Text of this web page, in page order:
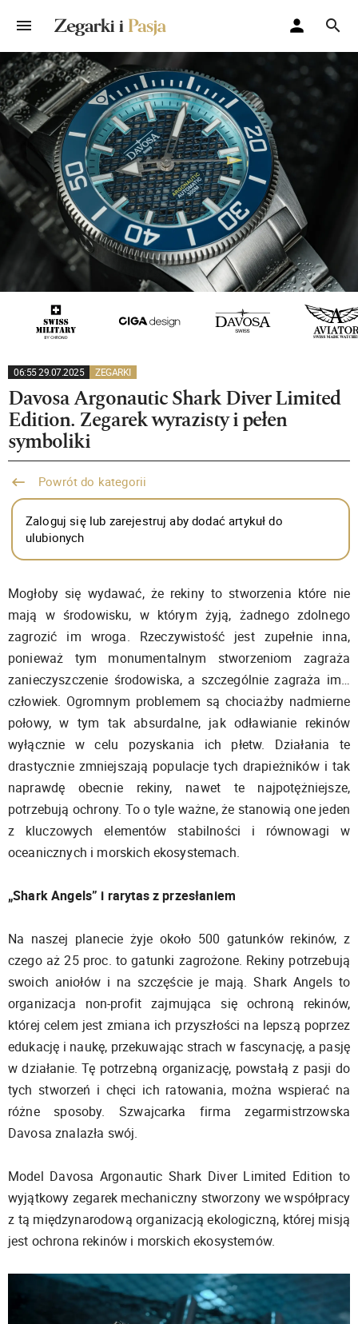
06:55 29.07.2025 ZEGARKI
Davosa Argonautic Shark Diver Limited
Edition. Zegarek wyrazisty i pełen
symboliki
Powrót do kategorii
Zaloguj się lub zarejestruj aby dodać artykuł do
ulubionych
Mogłoby się wydawać, że rekiny to stworzenia które nie
mają w środowisku, w którym żyją, żadnego zdolnego
zagrozić im wroga. Rzeczywistość jest zupełnie inna,
ponieważ tym monumentalnym stworzeniom zagraża
zanieczyszczenie środowiska, a szczególnie zagraża im…
człowiek. Ogromnym problemem są chociażby nadmierne
połowy, w tym tak absurdalne, jak odławianie rekinów
wyłącznie w celu pozyskania ich płetw. Działania te
drastycznie zmniejszają populacje tych drapieżników i tak
naprawdę obecnie rekiny, nawet te najpotężniejsze,
potrzebują ochrony. To o tyle ważne, że stanowią one jeden
z kluczowych elementów stabilności i równowagi w
oceanicznych i morskich ekosystemach.
„Shark Angels” i rarytas z przesłaniem
Na naszej planecie żyje około 500 gatunków rekinów, z
czego aż 25 proc. to gatunki zagrożone. Rekiny potrzebują
swoich aniołów i na szczęście je mają. Shark Angels to
organizacja non-profit zajmująca się ochroną rekinów,
której celem jest zmiana ich przyszłości na lepszą poprzez
edukację i naukę, przekuwając strach w fascynację, a pasję
w działanie. Tę potrzebną organizację, powstałą z pasji do
tych stworzeń i chęci ich ratowania, można wspierać na
różne sposoby. Szwajcarka firma zegarmistrzowska
Davosa znalazła swój.
Model Davosa Argonautic Shark Diver Limited Edition to
wyjątkowy zegarek mechaniczny stworzony we współpracy
z tą międzynarodową organizacją ekologiczną, której misją
jest ochrona rekinów i morskich ekosystemów.